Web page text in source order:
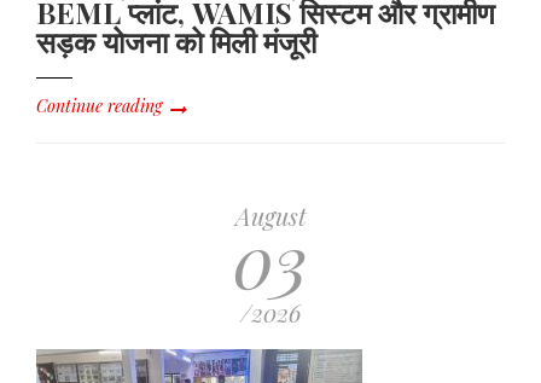
BEML प्लांट, WAMIS सिस्टम और ग्रामीण
सड़क योजना को मिली मंजूरी
Continue reading
August
03
/2026